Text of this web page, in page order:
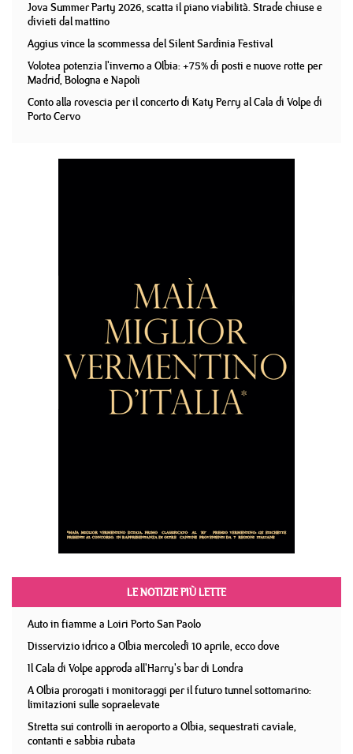
Jova Summer Party 2026, scatta il piano viabilità. Strade chiuse e
divieti dal mattino
Aggius vince la scommessa del Silent Sardinia Festival
Volotea potenzia l'inverno a Olbia: +75% di posti e nuove rotte per
Madrid, Bologna e Napoli
Conto alla rovescia per il concerto di Katy Perry al Cala di Volpe di
Porto Cervo
LE NOTIZIE PIÙ LETTE
Auto in fiamme a Loiri Porto San Paolo
Disservizio idrico a Olbia mercoledì 10 aprile, ecco dove
Il Cala di Volpe approda all'Harry's bar di Londra
A Olbia prorogati i monitoraggi per il futuro tunnel sottomarino:
limitazioni sulle sopraelevate
Stretta sui controlli in aeroporto a Olbia, sequestrati caviale,
contanti e sabbia rubata